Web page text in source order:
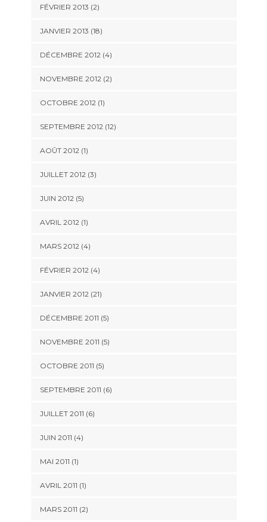
FÉVRIER 2013 (2)
JANVIER 2013 (18)
DÉCEMBRE 2012 (4)
NOVEMBRE 2012 (2)
OCTOBRE 2012 (1)
SEPTEMBRE 2012 (12)
AOÛT 2012 (1)
JUILLET 2012 (3)
JUIN 2012 (5)
AVRIL 2012 (1)
MARS 2012 (4)
FÉVRIER 2012 (4)
JANVIER 2012 (21)
DÉCEMBRE 2011 (5)
NOVEMBRE 2011 (5)
OCTOBRE 2011 (5)
SEPTEMBRE 2011 (6)
JUILLET 2011 (6)
JUIN 2011 (4)
MAI 2011 (1)
AVRIL 2011 (1)
MARS 2011 (2)